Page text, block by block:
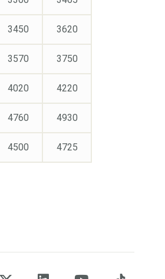
3450
3570
4020
4760
4500
3620
3750
4220
4930
4725